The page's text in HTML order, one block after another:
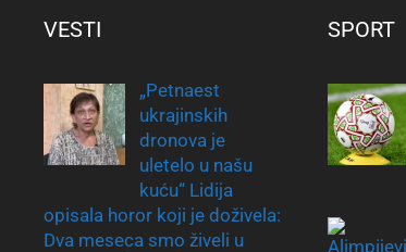
VESTI
„Petnaest
ukrajinskih
dronova je
uletelo u našu
kuću“ Lidija
opisala horor koji je doživela:
Dva meseca smo živeli u
SPORT